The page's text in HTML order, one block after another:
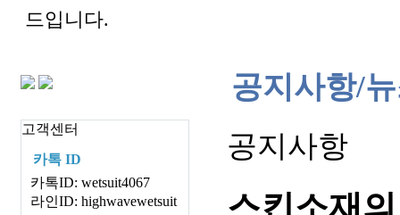
드입니다.
고객센터
카톡 ID
카톡ID: wetsuit4067
라인ID: highwavewetsuit
공지사항/
공지사항
스킨소재